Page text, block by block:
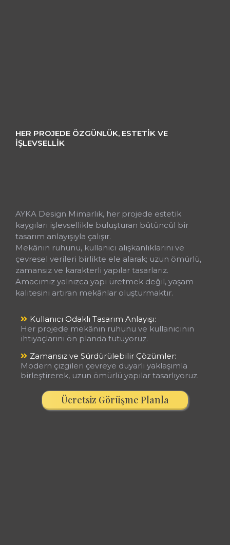
HER PROJEDE ÖZGÜNLÜK, ESTETIK VE
İŞLEVSELLIK
AYKA Design Mimarlık, her projede estetik
kaygıları işlevsellikle buluşturan bütüncül bir
tasarım anlayışıyla çalışır.
Mekânın ruhunu, kullanıcı alışkanlıklarını ve
çevresel verileri birlikte ele alarak; uzun ömürlü,
zamansız ve karakterli yapılar tasarlarız.
Amacımız yalnızca yapı üretmek değil, yaşam
kalitesini artıran mekânlar oluşturmaktır.
Kullanıcı Odaklı Tasarım Anlayışı:
Her projede mekânın ruhunu ve kullanıcının
ihtiyaçlarını ön planda tutuyoruz.
Zamansız ve Sürdürülebilir Çözümler:
Modern çizgileri çevreye duyarlı yaklaşımla
birleştirerek, uzun ömürlü yapılar tasarlıyoruz.
Ücretsiz Görüşme Planla